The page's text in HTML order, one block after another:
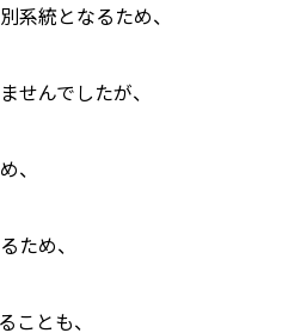
系統となるため、
せんでしたが、
、
ため、
ことも、